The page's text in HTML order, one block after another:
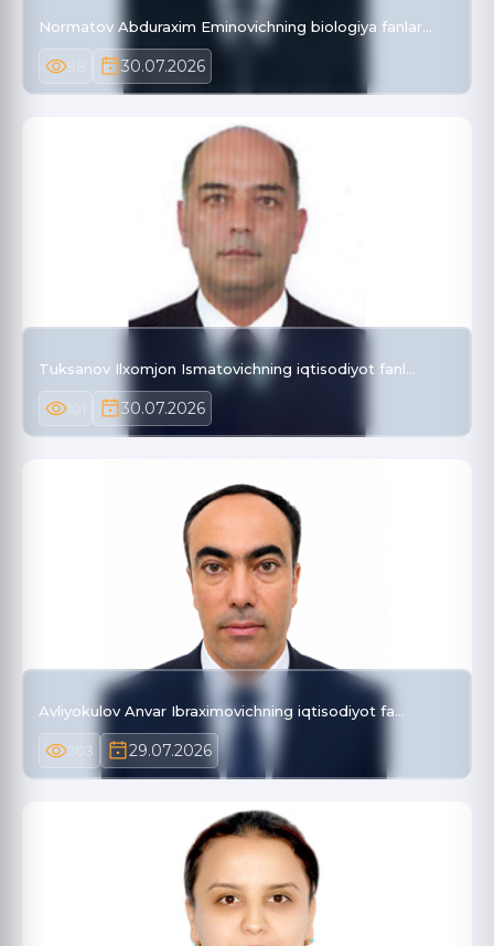
Normatov Abduraxim Eminovichning biologiya fanlar…
30.07.2026
Tuksanov Ilxomjon Ismatovichning iqtisodiyot fanl…
30.07.2026
Avliyokulov Anvar Ibraximovichning iqtisodiyot fa…
203 29.07.2026